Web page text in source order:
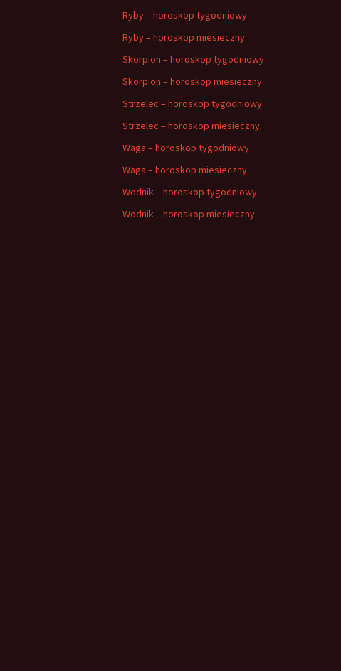
Ryby – horoskop tygodniowy
Ryby – horoskop miesieczny
Skorpion – horoskop tygodniowy
Skorpion – horoskop miesieczny
Strzelec – horoskop tygodniowy
Strzelec – horoskop miesieczny
Waga – horoskop tygodniowy
Waga – horoskop miesieczny
Wodnik – horoskop tygodniowy
Wodnik – horoskop miesieczny